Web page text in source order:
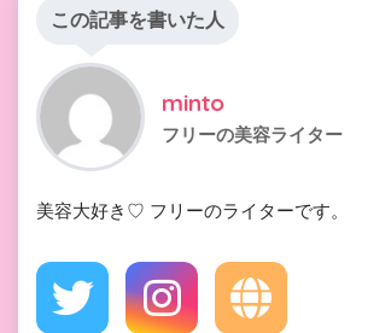
この記事を書いた人
minto
フリーの美容ライター
美容大好き♡ フリーのライターです。